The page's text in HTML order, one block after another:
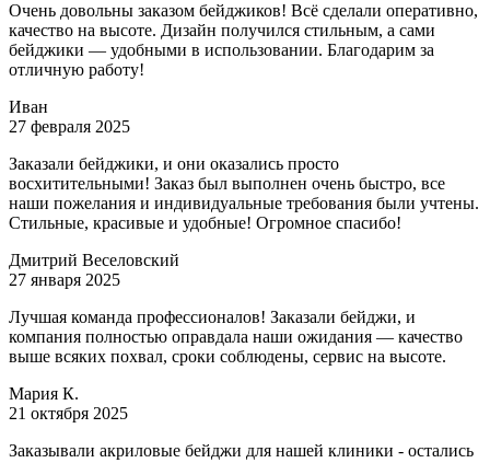
Очень довольны заказом бейджиков! Всё сделали оперативно,
качество на высоте. Дизайн получился стильным, а сами
бейджики — удобными в использовании. Благодарим за
отличную работу!
Иван
27 февраля 2025
Заказали бейджики, и они оказались просто
восхитительными! Заказ был выполнен очень быстро, все
наши пожелания и индивидуальные требования были учтены.
Стильные, красивые и удобные! Огромное спасибо!
Дмитрий Веселовский
27 января 2025
Лучшая команда профессионалов! Заказали бейджи, и
компания полностью оправдала наши ожидания — качество
выше всяких похвал, сроки соблюдены, сервис на высоте.
Мария К.
21 октября 2025
Заказывали акриловые бейджи для нашей клиники - остались